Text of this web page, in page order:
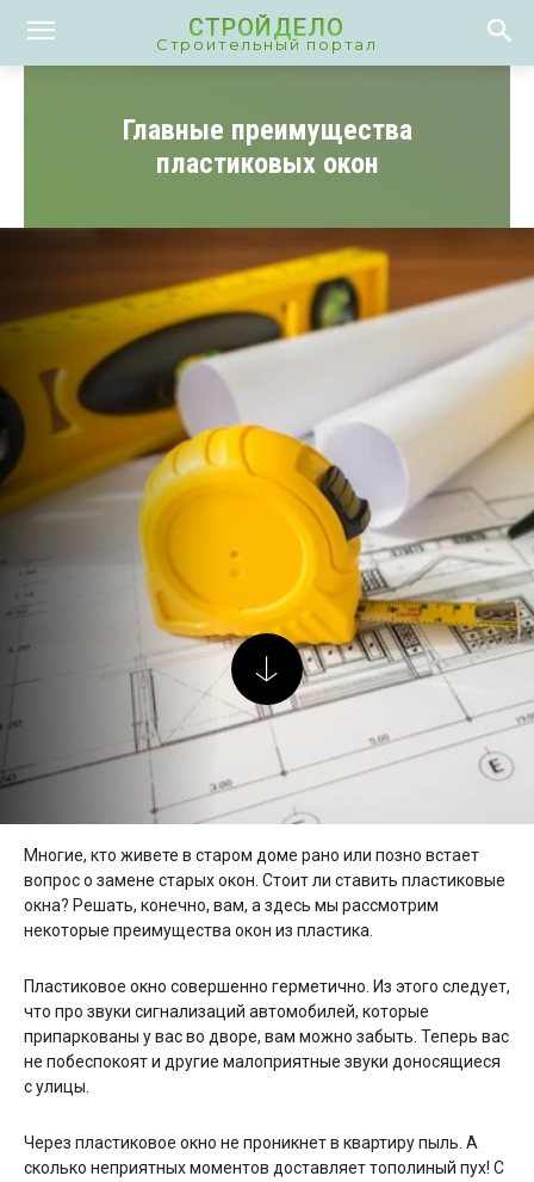
СТРОЙДЕЛО
Строительный портал
Главные преимущества
пластиковых окон
Многие, кто живете в старом доме рано или позно встает
вопрос о замене старых окон. Стоит ли ставить пластиковые
окна? Решать, конечно, вам, а здесь мы рассмотрим
некоторые преимущества окон из пластика.
Пластиковое окно совершенно герметично. Из этого следует,
что про звуки сигнализаций автомобилей, которые
припаркованы у вас во дворе, вам можно забыть. Теперь вас
не побеспокоят и другие малоприятные звуки доносящиеся
с улицы.
Через пластиковое окно не проникнет в квартиру пыль. А
сколько неприятных моментов доставляет тополиный пух! С